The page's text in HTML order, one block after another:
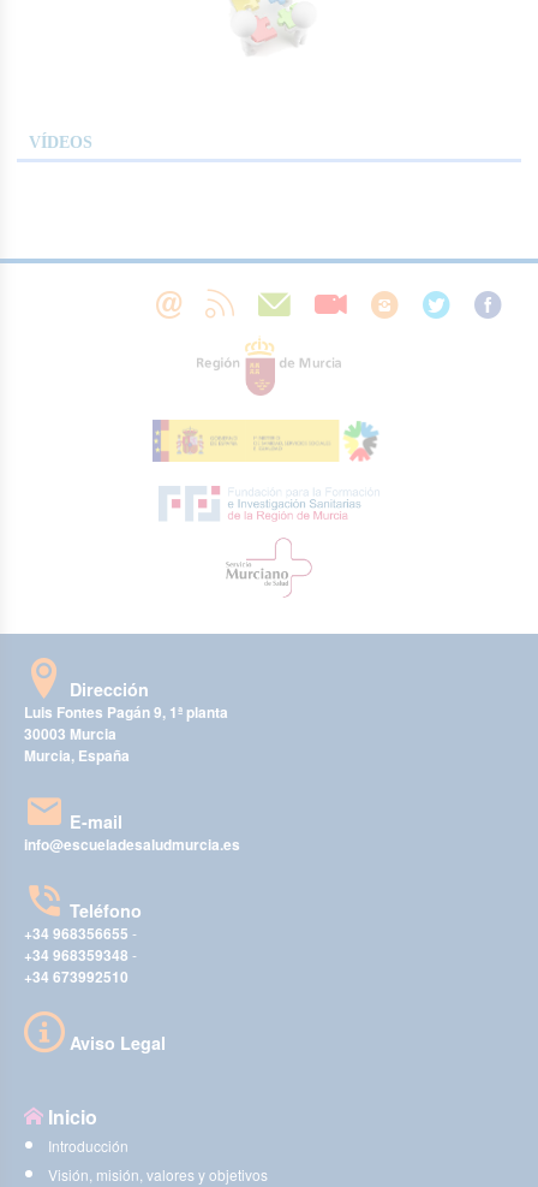
VÍDEOS
Dirección
Luis Fontes Pagán 9, 1ª planta
30003 Murcia
Murcia, España
E-mail
info@escueladesaludmurcia.es
Teléfono
+34 968356655 -
+34 968359348 -
+34 673992510
Aviso Legal
Inicio
Introducción
Visión, misión, valores y objetivos